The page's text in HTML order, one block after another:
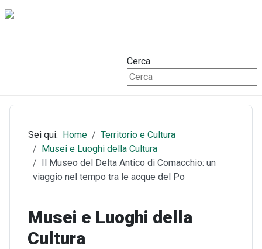
Cerca
Sei qui: Home
Territorio e Cultura
Musei e Luoghi della Cultura
Il Museo del Delta Antico di Comacchio: un
viaggio nel tempo tra le acque del Po
Musei e Luoghi della
Cultura